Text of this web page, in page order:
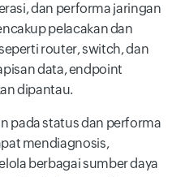
dan performa jaringan
pelacakan dan
router, switch, dan
data, endpoint
dipantau.
pada status dan performa
mendiagnosis,
berbagai sumber daya